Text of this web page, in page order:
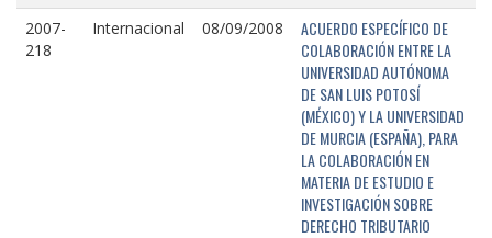
2007-
218
Internacional 08/09/2008
ACUERDO ESPECÍFICO DE
COLABORACIÓN ENTRE LA
UNIVERSIDAD AUTÓNOMA
DE SAN LUIS POTOSÍ
(MÉXICO) Y LA UNIVERSIDAD
DE MURCIA (ESPAÑA), PARA
LA COLABORACIÓN EN
MATERIA DE ESTUDIO E
INVESTIGACIÓN SOBRE
DERECHO TRIBUTARIO